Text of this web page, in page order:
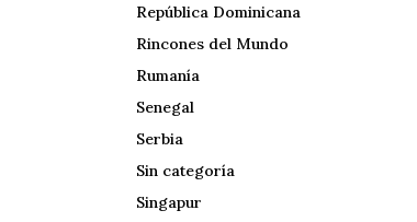
República Dominicana
Rincones del Mundo
Rumanía
Senegal
Serbia
Sin categoría
Singapur